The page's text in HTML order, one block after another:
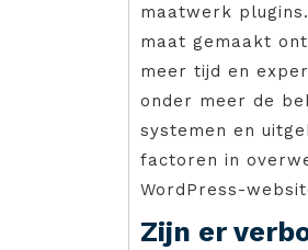
maatwerk
maat gemaakt
meer tijd en
onder meer de
systemen en
factoren in
WordPress-
Zijn er